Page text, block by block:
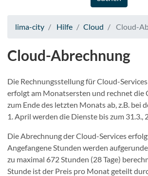
lima-city Hilfe Cloud Cloud-
Cloud-Abrechnung
Die Rechnungsstellung für Cloud-
erfolgt am Monatsersten und rechnet die
zum Ende des letzten Monats ab, z.B. bei
1. April werden die Dienste bis zum 31.3.,
Die Abrechnung der Cloud-Services
Angefangene Stunden werden
zu maximal 672 Stunden (28 Tage)
Stunde ist der Preis pro Monat geteilt